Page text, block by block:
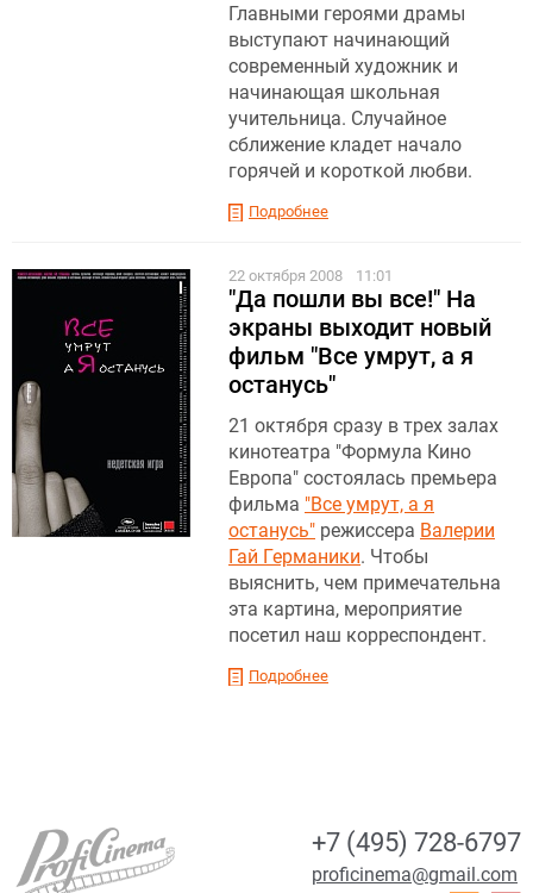
Главными героями драмы
выступают начинающий
современный художник и
начинающая школьная
учительница. Случайное
сближение кладет начало
горячей и короткой любви.
Подробнее
22 октября 2008 11:01
"Да пошли вы все!" На
экраны выходит новый
фильм "Все умрут, а я
останусь"
21 октября сразу в трех залах
кинотеатра "Формула Кино
Европа" состоялась премьера
фильма "Все умрут, а я
останусь" режиссера Валерии
Гай Германики. Чтобы
выяснить, чем примечательна
эта картина, мероприятие
посетил наш корреспондент.
Подробнее
+7 (495) 728-6797
proficinema@gmail.com